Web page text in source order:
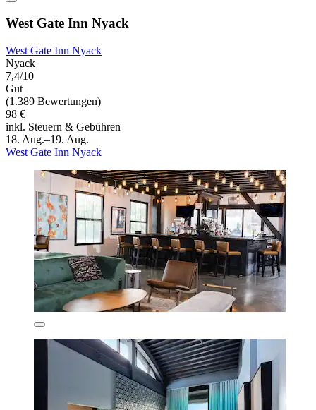
West Gate Inn Nyack
West Gate Inn Nyack
Nyack
7,4/10
Gut
(1.389 Bewertungen)
98 €
inkl. Steuern & Gebühren
18. Aug.–19. Aug.
West Gate Inn Nyack